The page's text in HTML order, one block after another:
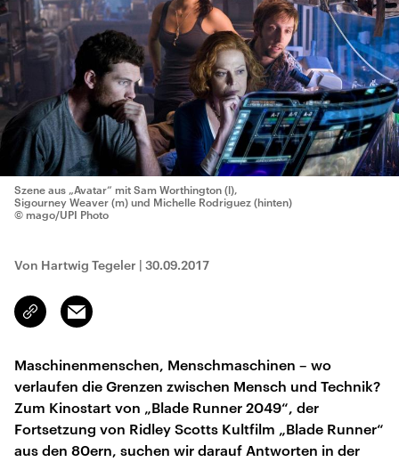
Szene aus „Avatar“ mit Sam Worthington (l),
Sigourney Weaver (m) und Michelle Rodriguez (hinten)
© mago/UPI Photo
Von Hartwig Tegeler | 30.09.2017
Link
kopieren/teilen
Email
Maschinenmenschen, Menschmaschinen – wo
verlaufen die Grenzen zwischen Mensch und Technik?
Zum Kinostart von „Blade Runner 2049“, der
Fortsetzung von Ridley Scotts Kultfilm „Blade Runner“
aus den 80ern, suchen wir darauf Antworten in der